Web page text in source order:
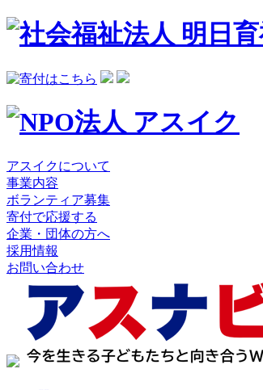
アスイクについて
事業内容
ボランティア募集
寄付で応援する
企業・団体の方へ
採用情報
お問い合わせ